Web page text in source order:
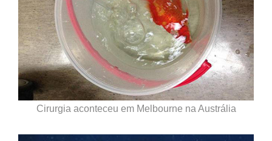
Cirurgia aconteceu em Melbourne na Austrália